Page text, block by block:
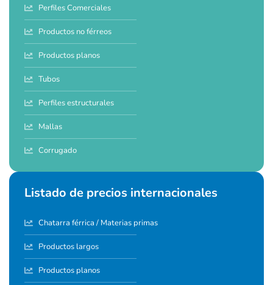
Perfiles Comerciales
Productos no férreos
Productos planos
Tubos
Perfiles estructurales
Mallas
Corrugado
Listado de precios internacionales
Chatarra férrica / Materias primas
Productos largos
Productos planos